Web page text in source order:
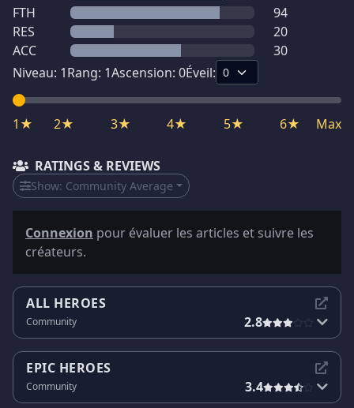
FTH
94
RES
20
ACC
30
Niveau: 1Rang: 1Ascension: 0Éveil:
1★ 2★ 3★ 4★ 5★ 6★ Max
RATINGS & REVIEWS
Show: Community Average
Connexion pour évaluer les articles et suivre les
créateurs.
ALL HEROES
Community 2.8
EPIC HEROES
Community 3.4